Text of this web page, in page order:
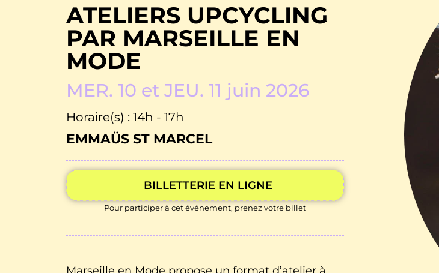
ATELIERS UPCYCLING
PAR MARSEILLE EN
MODE
MER. 10 et JEU. 11 juin 2026
Horaire(s) : 14h - 17h
EMMAÜS ST MARCEL
BILLETTERIE EN LIGNE
Pour participer à cet événement, prenez votre billet